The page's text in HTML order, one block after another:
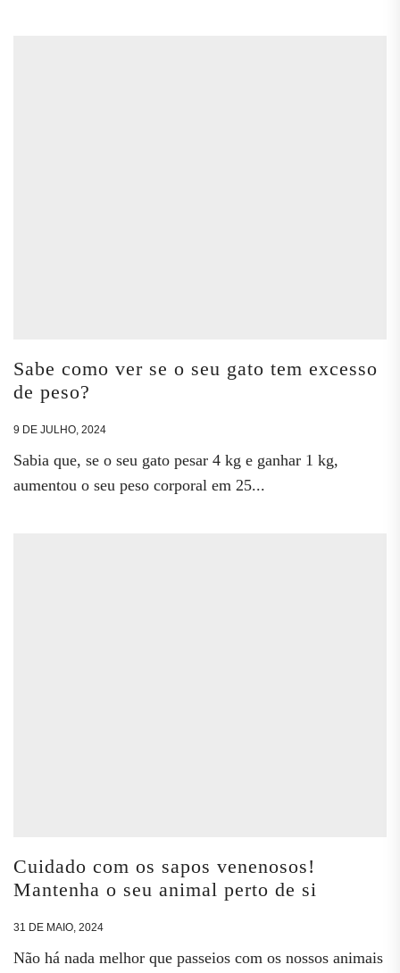
Sabe como ver se o seu gato tem excesso
de peso?
9 DE JULHO, 2024
Sabia que, se o seu gato pesar 4 kg e ganhar 1 kg,
aumentou o seu peso corporal em 25...
Cuidado com os sapos venenosos!
Mantenha o seu animal perto de si
31 DE MAIO, 2024
Não há nada melhor que passeios com os nossos animais